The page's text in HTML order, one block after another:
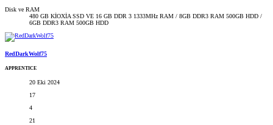
Disk ve RAM
480 GB KİOXİA SSD VE 16 GB DDR 3 1333MHz RAM / 8GB DDR3 RAM 500GB HDD /
6GB DDR3 RAM 500GB HDD
RedDarkWolf75
APPRENTICE
20 Eki 2024
17
4
21